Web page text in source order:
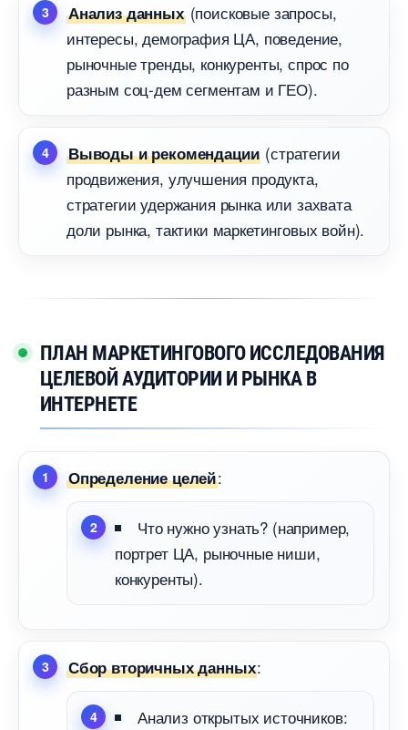
Анализ данных(поисковые запросы,
интересы, демография ЦА, поведение,
рыночные тренды, конкуренты, спрос по
разным соц-дем сегментам и ГЕО).
ыводы и рекомендации (стратегии
продвижения, улучшения продукта,
стратегии удержания рынка или захвата
доли рынка, тактики маркетинговых войн).
ПЛАН МАРКЕТИНГОВОГО ИССЛЕДОВАНИЯ
ЦЕЛЕВОЙ АУДИТОРИИ И РЫНКА
ИНТЕРНЕТЕ
Определение целей:
Что нужно узнать? (например,
портрет ЦА, рыночные ниши,
конкуренты).
Сбор вторичных данных:
Анализ открытых источников: